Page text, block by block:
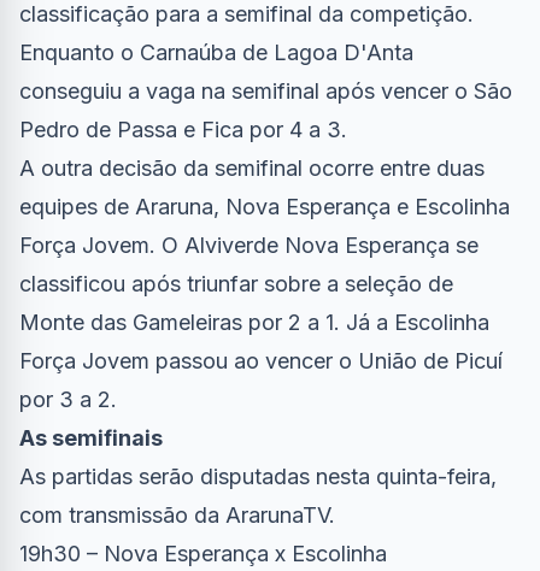
classificação para a semifinal da competição.
Enquanto o Carnaúba de Lagoa D'Anta
conseguiu a vaga na semifinal após vencer o São
Pedro de Passa e Fica por 4 a 3.
A outra decisão da semifinal ocorre entre duas
equipes de Araruna, Nova Esperança e Escolinha
Força Jovem. O Alviverde Nova Esperança se
classificou após triunfar sobre a seleção de
Monte das Gameleiras por 2 a 1. Já a Escolinha
Força Jovem passou ao vencer o União de Picuí
por 3 a 2.
As semifinais
As partidas serão disputadas nesta quinta-feira,
com transmissão da ArarunaTV.
19h30 – Nova Esperança x Escolinha